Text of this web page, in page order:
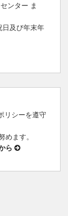
ンター ま
及び年末年
リシーを遵守
ます。
ら